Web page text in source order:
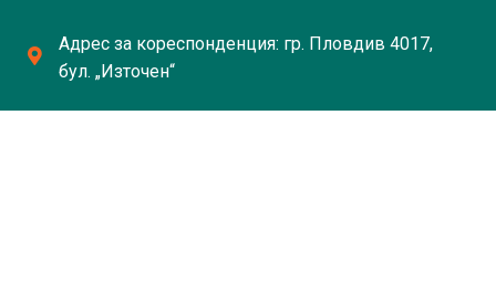
Адрес за кореспонденция: гр. Пловдив 4017,
бул. „Източен“